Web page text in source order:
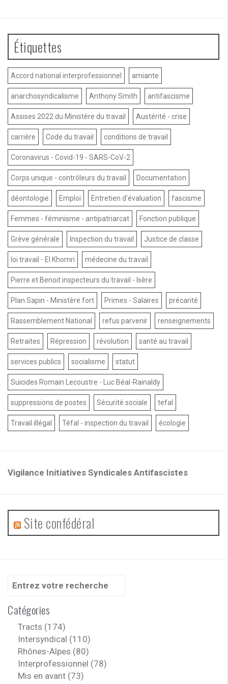
Étiquettes
Accord national interprofessionnel amiante
anarchosyndicalisme Anthony Smith antifascisme
Assises 2022 du Ministère du travail Austérité - crise
carrière Code du travail conditions de travail
Coronavirus - Covid-19 - SARS-CoV-2
Corps unique - contrôleurs du travail Documentation
déontologie Emploi Entretien d'évaluation fascisme
Femmes - féminisme - antipatriarcat Fonction publique
Grève générale Inspection du travail Justice de classe
loi travail - El Khomri médecine du travail
Pierre et Benoit inspecteurs du travail - Isère
Plan Sapin - Ministère fort Primes - Salaires précarité
Rassemblement National refus parvenir renseignements
Retraites Répression révolution santé au travail
services publics socialisme statut
Suicides Romain Lecoustre - Luc Béal-Rainaldy
suppressions de postes Sécurité sociale tefal
Travail illégal Téfal - inspection du travail écologie
Vigilance Initiatives Syndicales Antifascistes
Site confédéral
Recherche
:Catégories
Tracts (174)
Intersyndical (110)
Rhônes-Alpes (80)
Interprofessionnel (78)
Mis en avant (73)